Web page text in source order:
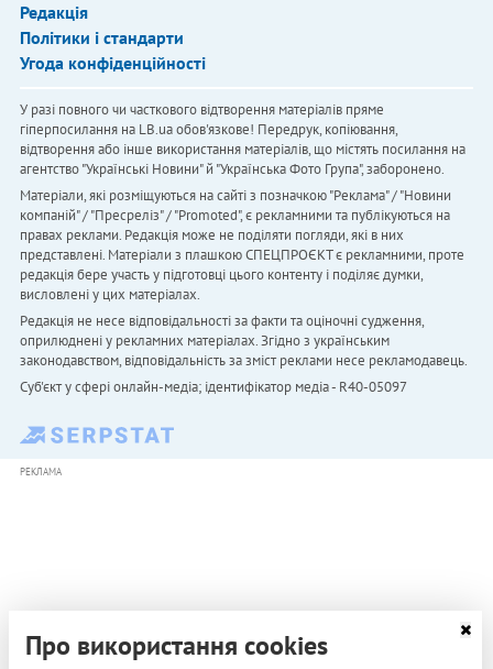
Редакція
Політики і стандарти
Угода конфіденційності
У разі повного чи часткового відтворення матеріалів пряме
гіперпосилання на LB.ua обов'язкове! Передрук, копіювання,
відтворення або інше використання матеріалів, що містять посилання на
агентство "Українськi Новини" й "Українська Фото Група", заборонено.
Матеріали, які розміщуються на сайті з позначкою "Реклама" / "Новини
компаній" / "Пресреліз" / "Promoted", є рекламними та публікуються на
правах реклами. Редакція може не поділяти погляди, які в них
представлені. Матеріали з плашкою СПЕЦПРОЄКТ є рекламними, проте
редакція бере участь у підготовці цього контенту і поділяє думки,
висловлені у цих матеріалах.
Редакція не несе відповідальності за факти та оціночні судження,
оприлюднені у рекламних матеріалах. Згідно з українським
законодавством, відповідальність за зміст реклами несе рекламодавець.
Cуб'єкт у сфері онлайн-медіа; ідентифікатор медіа - R40-05097
РЕКЛАМА
Про використання cookies